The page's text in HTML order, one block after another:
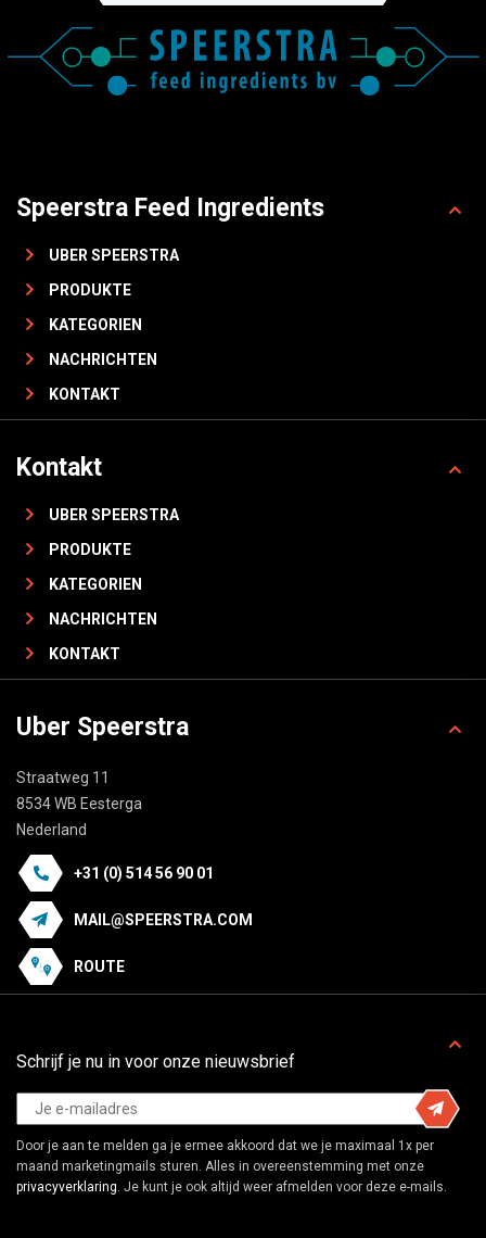
Speerstra Feed Ingredients
UBER SPEERSTRA
PRODUKTE
KATEGORIEN
NACHRICHTEN
KONTAKT
Kontakt
UBER SPEERSTRA
PRODUKTE
KATEGORIEN
NACHRICHTEN
KONTAKT
Uber Speerstra
Straatweg 11
8534 WB Eesterga
Nederland
+31 (0) 514 56 90 01
MAIL@SPEERSTRA.COM
ROUTE
Schrijf je nu in voor onze nieuwsbrief
Door je aan te melden ga je ermee akkoord dat we je maximaal 1x per
maand marketingmails sturen. Alles in overeenstemming met onze
privacyverklaring . Je kunt je ook altijd weer afmelden voor deze e-mails.